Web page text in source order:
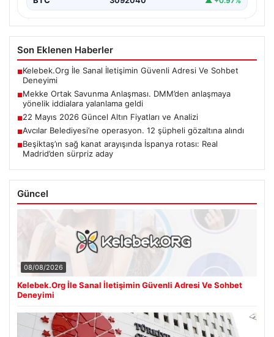
Son Eklenen Haberler
■Kelebek.Org İle Sanal İletişimin Güvenli Adresi Ve Sohbet
Deneyimi
■Mekke Ortak Savunma Anlaşması. DMM’den anlaşmaya
yönelik iddialara yalanlama geldi
■22 Mayıs 2026 Güncel Altın Fiyatları ve Analizi
■Avcılar Belediyesi’ne operasyon. 12 şüpheli gözaltına alındı
■Beşiktaş’ın sağ kanat arayışında İspanya rotası: Real
Madrid’den sürpriz aday
Güncel
08/08/2026
Kelebek.Org İle Sanal İletişimin Güvenli Adresi Ve Sohbet
Deneyimi